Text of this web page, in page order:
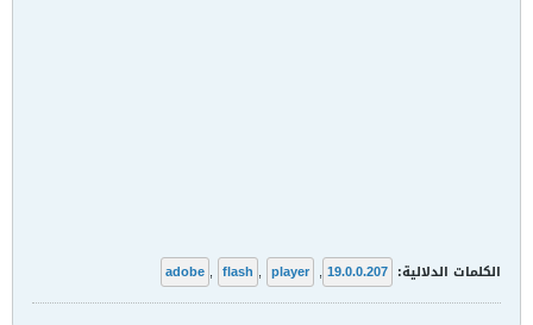
الكلمات الدلالية: 19.0.0.207
,
adobe , flash , player